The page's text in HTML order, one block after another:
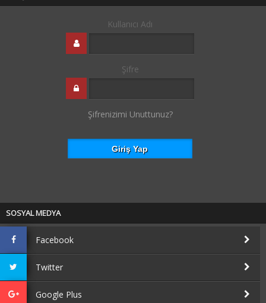
Kullanıcı Adı
Şifre
Şifrenizimi Unuttunuz?
SOSYAL MEDYA
Facebook
Twitter
Google Plus